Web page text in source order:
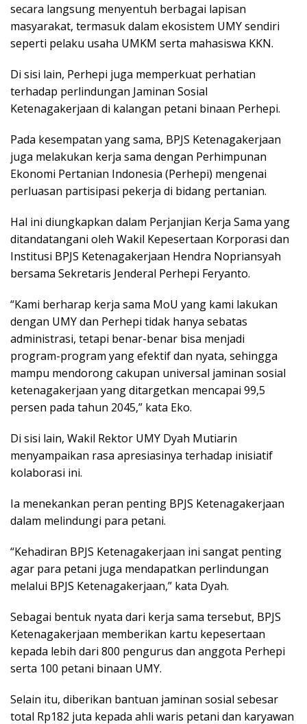
secara langsung menyentuh berbagai lapisan
masyarakat, termasuk dalam ekosistem UMY sendiri
seperti pelaku usaha UMKM serta mahasiswa KKN.
Di sisi lain, Perhepi juga memperkuat perhatian
terhadap perlindungan Jaminan Sosial
Ketenagakerjaan di kalangan petani binaan Perhepi.
Pada kesempatan yang sama, BPJS Ketenagakerjaan
juga melakukan kerja sama dengan Perhimpunan
Ekonomi Pertanian Indonesia (Perhepi) mengenai
perluasan partisipasi pekerja di bidang pertanian.
Hal ini diungkapkan dalam Perjanjian Kerja Sama yang
ditandatangani oleh Wakil Kepesertaan Korporasi dan
Institusi BPJS Ketenagakerjaan Hendra Nopriansyah
bersama Sekretaris Jenderal Perhepi Feryanto.
“Kami berharap kerja sama MoU yang kami lakukan
dengan UMY dan Perhepi tidak hanya sebatas
administrasi, tetapi benar-benar bisa menjadi
program-program yang efektif dan nyata, sehingga
mampu mendorong cakupan universal jaminan sosial
ketenagakerjaan yang ditargetkan mencapai 99,5
persen pada tahun 2045,” kata Eko.
Di sisi lain, Wakil Rektor UMY Dyah Mutiarin
menyampaikan rasa apresiasinya terhadap inisiatif
kolaborasi ini.
Ia menekankan peran penting BPJS Ketenagakerjaan
dalam melindungi para petani.
“Kehadiran BPJS Ketenagakerjaan ini sangat penting
agar para petani juga mendapatkan perlindungan
melalui BPJS Ketenagakerjaan,” kata Dyah.
Sebagai bentuk nyata dari kerja sama tersebut, BPJS
Ketenagakerjaan memberikan kartu kepesertaan
kepada lebih dari 800 pengurus dan anggota Perhepi
serta 100 petani binaan UMY.
Selain itu, diberikan bantuan jaminan sosial sebesar
total Rp182 juta kepada ahli waris petani dan karyawan